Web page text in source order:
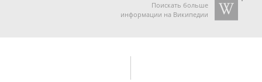
Поискать больше
информации на Википедии